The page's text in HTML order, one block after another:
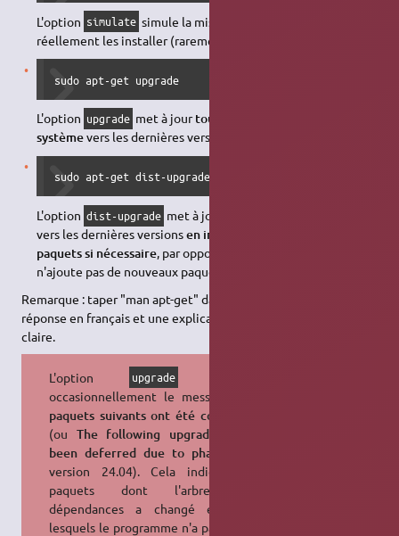
L'option simulate simule la mise à jour des paquets sans
réellement les installer (rarement utilisé).
sudo apt-get upgrade
L'option upgrade met à jourtous les paquets installés sur le
systèmevers les dernières versions (couramment utilisé).
sudo apt-get dist-upgrade
L'option dist-upgrade met à jour tous les paquets installés
vers les dernières versionsen installant de nouveaux
paquets si nécessaire, par opposition à l'upgrade simple qui
n'ajoute pas de nouveaux paquets.
Remarque : taper "man apt-get" dans un terminal donne une
réponse en français et une explication plus complète et plus
claire.
L'option upgrade
occasionnellement le message
paquets suivants ont été conservés
(ou The following upgrades have
been deferred due to phasing
version 24.04). Cela indique les
paquets dont l'arbre des
dépendances a changé et pour
lesquels le programme n'a pas pris la